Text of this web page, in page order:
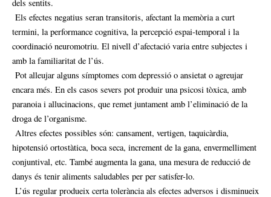
dels sentits.
Els efectes negatius seran transitoris, afectant la memòria a curt
termini, la performance cognitiva, la percepció espai-temporal i la
coordinació neuromotriu. El nivell d’afectació varia entre subjectes i
amb la familiaritat de l’ús.
Pot alleujar alguns símptomes com depressió o ansietat o agreujar
encara més. En els casos severs pot produir una psicosi tòxica, amb
paranoia i allucinacions, que remet juntament amb l’eliminació de la
droga de l’organisme.
Altres efectes possibles són: cansament, vertigen, taquicàrdia,
hipotensió ortostàtica, boca seca, increment de la gana, envermelliment
conjuntival, etc. També augmenta la gana, una mesura de reducció de
danys és tenir aliments saludables per per satisfer-lo.
L’ús regular produeix certa tolerància als efectes adversos i disminueix